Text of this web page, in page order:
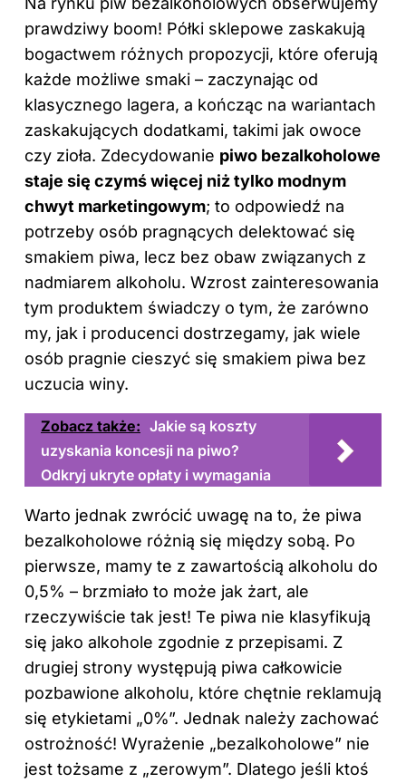
prawdziwy boom! Półki sklepowe zaskakują
bogactwem różnych propozycji, które oferują
każde możliwe smaki – zaczynając od
klasycznego lagera, a kończąc na wariantach
zaskakujących dodatkami, takimi jak owoce
czy zioła. Zdecydowanie piwo bezalkoholowe
staje się czymś więcej niż tylko modnym
chwyt marketingowym; to odpowiedź na
potrzeby osób pragnących delektować się
smakiem piwa, lecz bez obaw związanych z
nadmiarem alkoholu. Wzrost zainteresowania
tym produktem świadczy o tym, że zarówno
my, jak i producenci dostrzegamy, jak wiele
osób pragnie cieszyć się smakiem piwa bez
uczucia winy.
Zobacz także: Jakie są koszty
uzyskania koncesji na piwo?
Odkryj ukryte opłaty i wymagania
Warto jednak zwrócić uwagę na to, że piwa
bezalkoholowe różnią się między sobą. Po
pierwsze, mamy te z zawartością alkoholu do
0,5% – brzmiało to może jak żart, ale
rzeczywiście tak jest! Te piwa nie klasyfikują
się jako alkohole zgodnie z przepisami. Z
drugiej strony występują piwa całkowicie
pozbawione alkoholu, które chętnie reklamują
się etykietami „0%”. Jednak należy zachować
ostrożność! Wyrażenie „bezalkoholowe” nie
jest tożsame z „zerowym”. Dlatego jeśli ktoś